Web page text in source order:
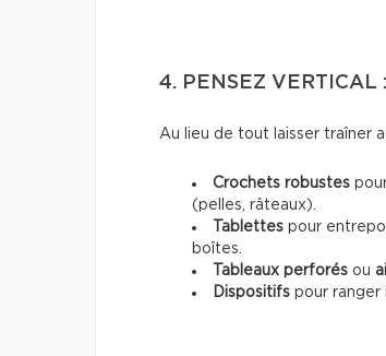
4. PENSEZ VERTICAL
Au lieu de tout laisser traîner
Crochets robustes
(pelles, râteaux).
Tablettes pour
boîtes.
Tableaux perforés ou
Dispositifs pour ranger